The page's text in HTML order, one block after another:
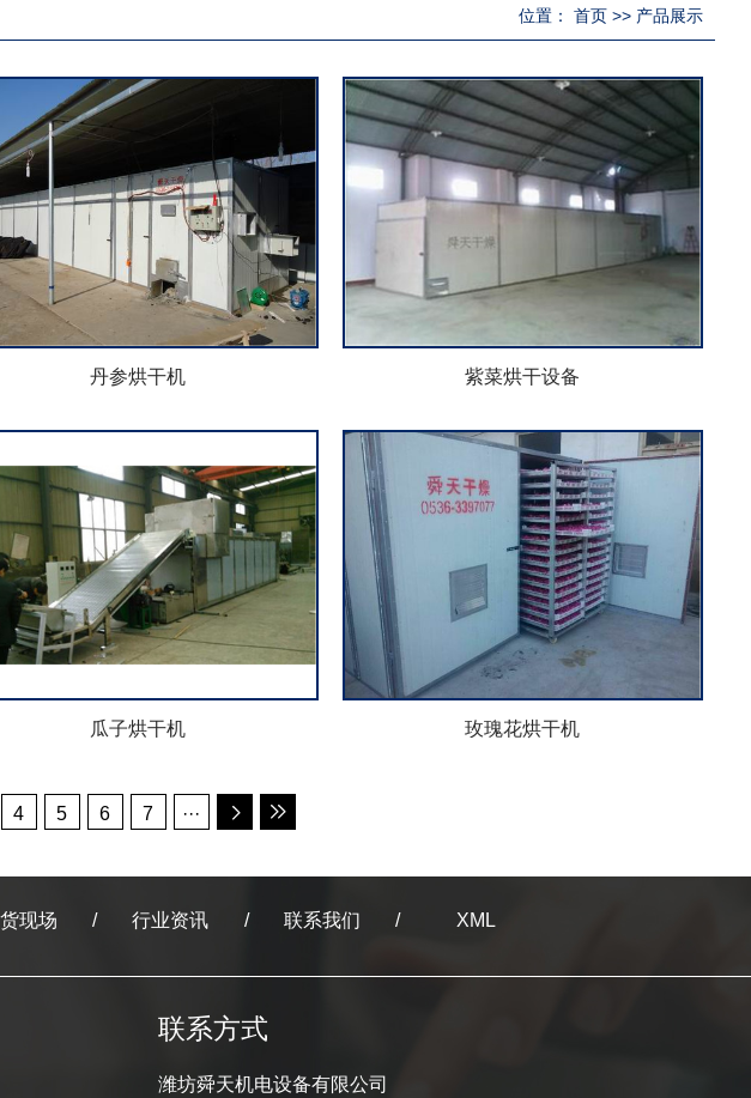
位置： 首页>> 产品展示
丹参烘干机 紫菜烘干设备
瓜子烘干机 玫瑰花烘干机
4 5 6 7 ···
现场 行业资讯 联系我们 XML
联系方式
潍坊舜天机电设备有限公司